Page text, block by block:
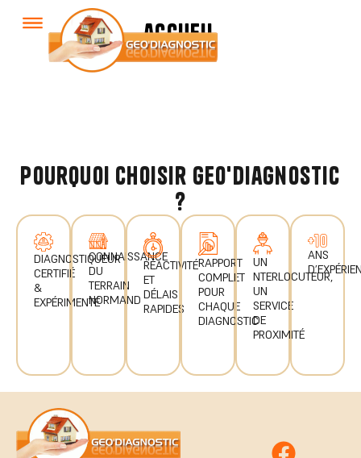
accueil
pourquoi choisir geo'diagnostic
?
DIAGNOSTIQUEUR
CERTIFIÉ
&
EXPÉRIMENTÉ
CONNAISSANCE
DU
TERRAIN
NORMAND
RÉACTIVITÉ
ET
DÉLAIS
RAPIDES
RAPPORT
COMPLET
POUR
CHAQUE
DIAGNOSTIC
UN
NTERLOCUTEUR,
UN
SERVICE
DE
PROXIMITÉ
ANS